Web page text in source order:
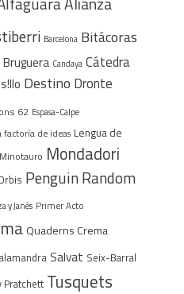
Barcelona Bitácoras
Bruguera Candaya Cátedra
Destino Dronte
62 Espasa-Calpe
factoría de ideas Lengua de
Minotauro Mondadori
Penguin Random
y Janés Primer Acto
Quaderns Crema
Salvat Seix-Barral
Pratchett Tusquets